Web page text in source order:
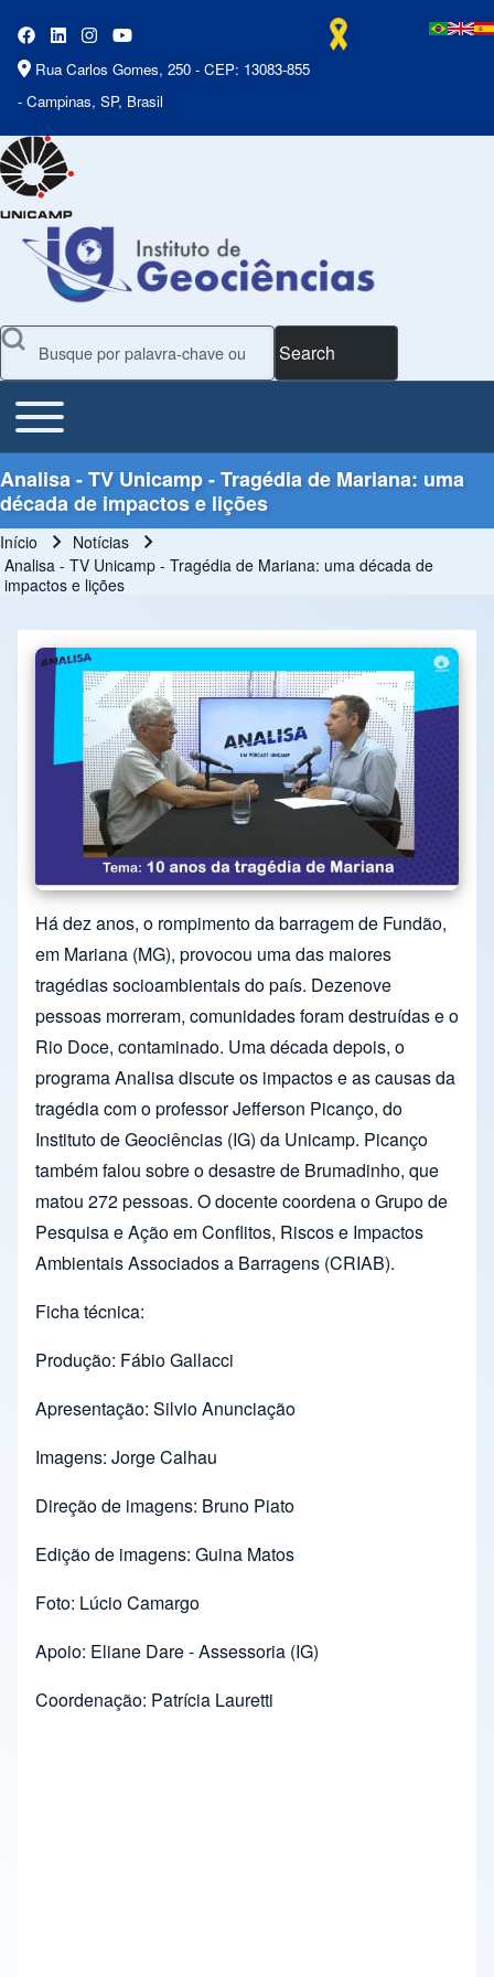
Rua Carlos Gomes, 250 - CEP: 13083-855
- Campinas, SP, Brasil
Search
Main Menu
Toggle main menu
Analisa - TV Unicamp - Tragédia de Mariana: uma
década de impactos e lições
Trilha de navegação
Início
Notícias
Analisa - TV Unicamp - Tragédia de Mariana: uma década de
impactos e lições
Há dez anos, o rompimento da barragem de Fundão,
em Mariana (MG), provocou uma das maiores
tragédias socioambientais do país. Dezenove
pessoas morreram, comunidades foram destruídas e o
Rio Doce, contaminado. Uma década depois, o
programa Analisa discute os impactos e as causas da
tragédia com o professor Jefferson Picanço, do
Instituto de Geociências (IG) da Unicamp. Picanço
também falou sobre o desastre de Brumadinho, que
matou 272 pessoas. O docente coordena o Grupo de
Pesquisa e Ação em Conflitos, Riscos e Impactos
Ambientais Associados a Barragens (CRIAB).
Ficha técnica:
Produção: Fábio Gallacci
Apresentação: Silvio Anunciação
Imagens: Jorge Calhau
Direção de imagens: Bruno Piato
Edição de imagens: Guina Matos
Foto: Lúcio Camargo
Apoio: Eliane Dare - Assessoria (IG)
Coordenação: Patrícia Lauretti